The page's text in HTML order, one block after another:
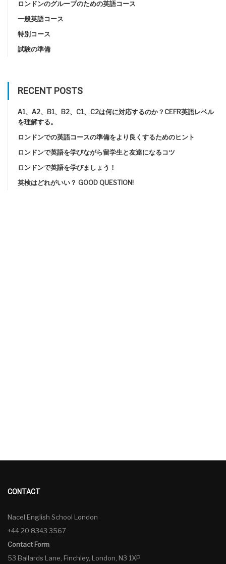
ロンドンのグループのための英語コース
一般英語コース
特別コース
試験の準備
RECENT POSTS
A1、A2、B1、B2、C1、C2は何に対応するのか？CEFR英語レベル
を理解する。
ロンドンでの英語コースの準備をより良くするためのヒント
ロンドンで英語を学びながら留学生と友達になるコツ
ロンドンで英語を学びましょう！
英検はどれがいい？ GOOD QUESTION!
CONTACT
Nacel English School London
+44 20 8343 3567
Contact Form
53 Ballards Lane, Finchley, London, N3 1XP